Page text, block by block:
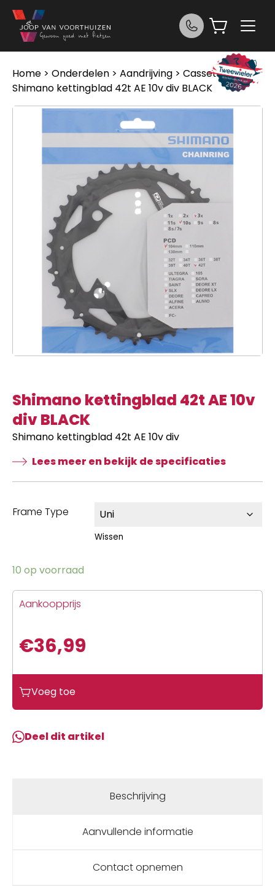
Ga naar de inhoud
Home > Onderdelen > Aandrijving > Cassettes>
Shimano kettingblad 42t AE 10v div BLACK
Shimano kettingblad 42t AE 10v
div BLACK
Shimano kettingblad 42t AE 10v div
Lees meer en bekijk de specificaties
Frame Type
Wissen
10 op voorraad
Aankoopprijs
€36,99
Voeg toe
Deel dit artikel
Beschrijving
Aanvullende informatie
Contact opnemen